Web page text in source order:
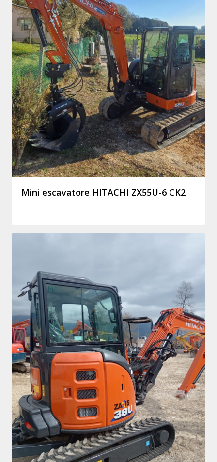
Mini escavatore HITACHI ZX55U-6 CK2